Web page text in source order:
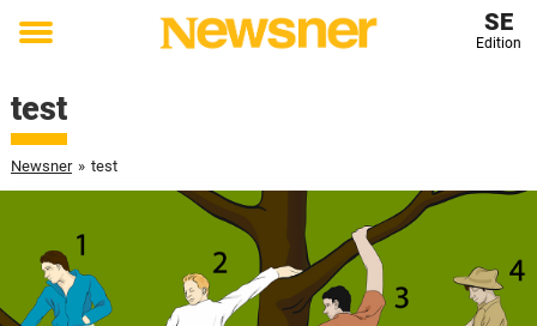
Toggle
SE
Edition
test
Newsner » test